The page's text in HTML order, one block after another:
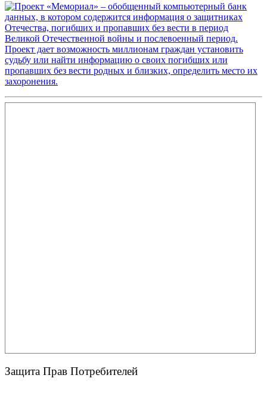
Защита Прав Потребителей